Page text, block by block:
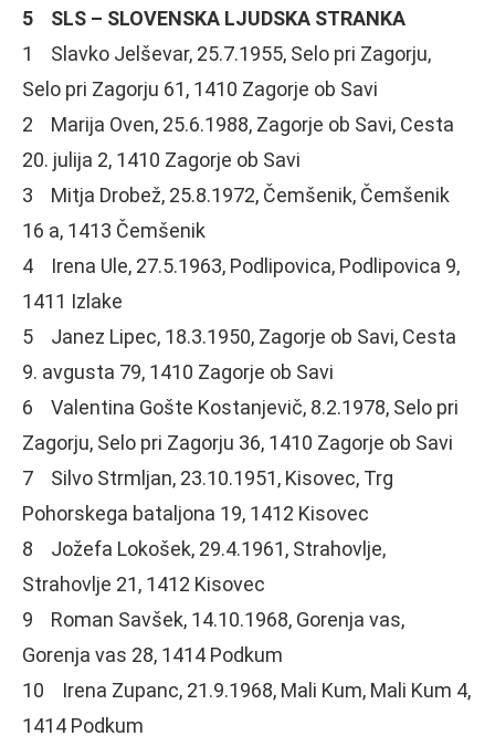
5 SLS – SLOVENSKA LJUDSKA STRANKA
1 Slavko Jelševar, 25.7.1955, Selo pri Zagorju,
Selo pri Zagorju 61, 1410 Zagorje ob Savi
2 Marija Oven, 25.6.1988, Zagorje ob Savi, Cesta
20. julija 2, 1410 Zagorje ob Savi
3 Mitja Drobež, 25.8.1972, Čemšenik, Čemšenik
16 a, 1413 Čemšenik
4 Irena Ule, 27.5.1963, Podlipovica, Podlipovica 9,
1411 Izlake
5 Janez Lipec, 18.3.1950, Zagorje ob Savi, Cesta
9. avgusta 79, 1410 Zagorje ob Savi
6 Valentina Gošte Kostanjevič, 8.2.1978, Selo pri
Zagorju, Selo pri Zagorju 36, 1410 Zagorje ob Savi
7 Silvo Strmljan, 23.10.1951, Kisovec, Trg
Pohorskega bataljona 19, 1412 Kisovec
8 Jožefa Lokošek, 29.4.1961, Strahovlje,
Strahovlje 21, 1412 Kisovec
9 Roman Savšek, 14.10.1968, Gorenja vas,
Gorenja vas 28, 1414 Podkum
10 Irena Zupanc, 21.9.1968, Mali Kum, Mali Kum 4,
1414 Podkum